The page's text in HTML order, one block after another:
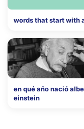
words that start with
en qué año nació
einstein